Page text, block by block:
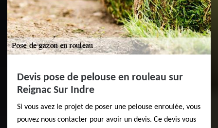
Devis pose de pelouse en rouleau sur
Reignac Sur Indre
Si vous avez le projet de poser une pelouse enroulée, vous
pouvez nous contacter pour avoir un devis. Ce devis vous